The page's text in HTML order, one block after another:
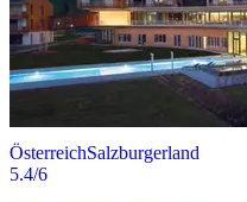
ÖsterreichSalzburgerland
5.4/6